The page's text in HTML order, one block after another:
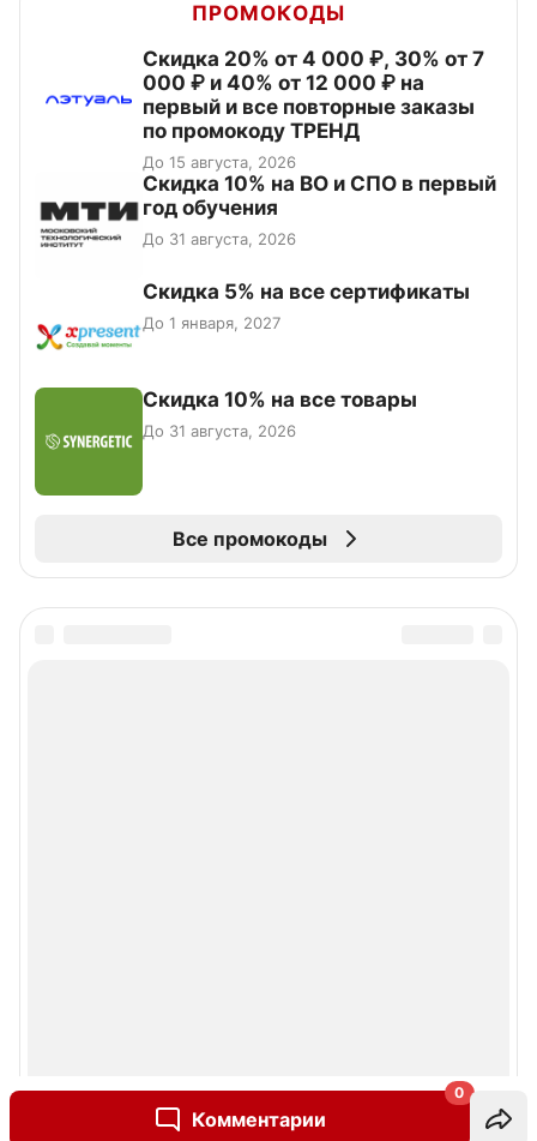
Комментарии
0
ПРОМОКОДЫ
Скидка 20% от 4 000 ₽, 30% от 7
000 ₽ и 40% от 12 000 ₽ на
первый и все повторные заказы
по промокоду ТРЕНД
До 15 августа, 2026
Скидка 10% на ВО и СПО в первый
год обучения
До 31 августа, 2026
Скидка 5% на все сертификаты
До 1 января, 2027
Скидка 10% на все товары
До 31 августа, 2026
Все промокоды